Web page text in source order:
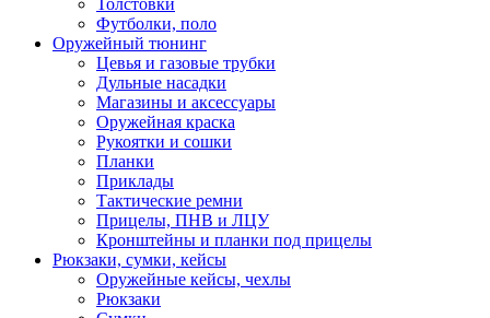
Толстовки
Футболки, поло
Оружейный тюнинг
Цевья и газовые трубки
Дульные насадки
Магазины и аксессуары
Оружейная краска
Рукоятки и сошки
Планки
Приклады
Тактические ремни
Прицелы, ПНВ и ЛЦУ
Кронштейны и планки под прицелы
Рюкзаки, сумки, кейсы
Оружейные кейсы, чехлы
Рюкзаки